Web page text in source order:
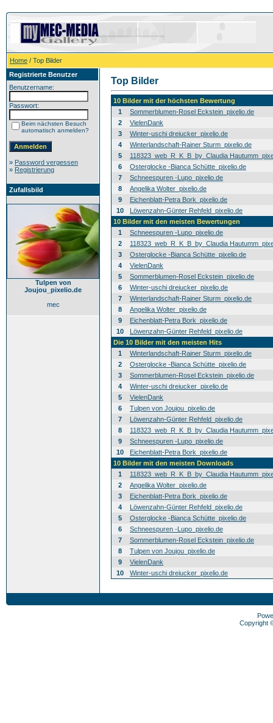
Home / Top Bilder
Registrierte Benutzer
Benutzername:
Passwort:
Beim nächsten Besuch
automatisch anmelden?
» Password vergessen
» Registrierung
Zufallsbild
Tulpen von
Joujou_pixelio.de
mec
Top Bilder
10 Bilder mit der höchsten Bewertung
1
Sommerblumen-Rosel Eckstein_pixelio.de
2
VielenDank
3
Winter-uschi dreiucker_pixelio.de
4
Winterlandschaft-Rainer Sturm_pixelio.de
5
118323_web_R_K_B_by_Claudia
6
Osterglocke -Bianca Schütte_pixelio.de
7
Schneespuren -Lupo_pixelio.de
8
Angelika Wolter_pixelio.de
9
Eichenblatt-Petra Bork_pixelio.de
10
Löwenzahn-Günter Rehfeld_pixelio.de
10 Bilder mit den meisten Bewertungen
1
Schneespuren -Lupo_pixelio.de
2
118323_web_R_K_B_by_Claudia
3
Osterglocke -Bianca Schütte_pixelio.de
4
VielenDank
5
Sommerblumen-Rosel Eckstein_pixelio.de
6
Winter-uschi dreiucker_pixelio.de
7
Winterlandschaft-Rainer Sturm_pixelio.de
8
Angelika Wolter_pixelio.de
9
Eichenblatt-Petra Bork_pixelio.de
10
Löwenzahn-Günter Rehfeld_pixelio.de
Die 10 Bilder mit den meisten Hits
1
Winterlandschaft-Rainer Sturm_pixelio.de
2
Osterglocke -Bianca Schütte_pixelio.de
3
Sommerblumen-Rosel Eckstein_pixelio.de
4
Winter-uschi dreiucker_pixelio.de
5
VielenDank
6
Tulpen von Joujou_pixelio.de
7
Löwenzahn-Günter Rehfeld_pixelio.de
8
118323_web_R_K_B_by_Claudia
9
Schneespuren -Lupo_pixelio.de
10
Eichenblatt-Petra Bork_pixelio.de
10 Bilder mit den meisten Downloads
1
118323_web_R_K_B_by_Claudia
2
Angelika Wolter_pixelio.de
3
Eichenblatt-Petra Bork_pixelio.de
4
Löwenzahn-Günter Rehfeld_pixelio.de
5
Osterglocke -Bianca Schütte_pixelio.de
6
Schneespuren -Lupo_pixelio.de
7
Sommerblumen-Rosel Eckstein_pixelio.de
8
Tulpen von Joujou_pixelio.de
9
VielenDank
10
Winter-uschi dreiucker_pixelio.de
Copyright